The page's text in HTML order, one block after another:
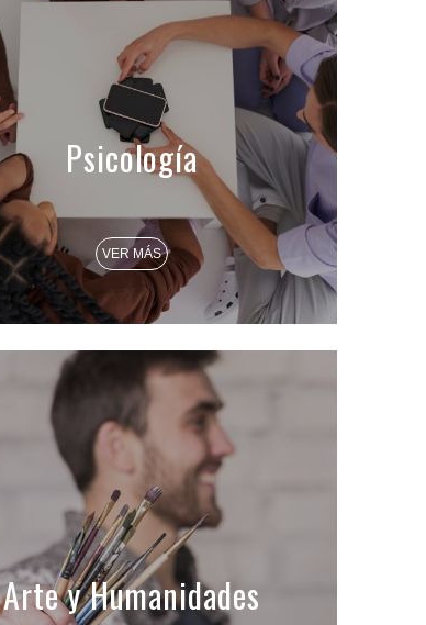
Psicología
VER MÁS
Arte y Humanidades